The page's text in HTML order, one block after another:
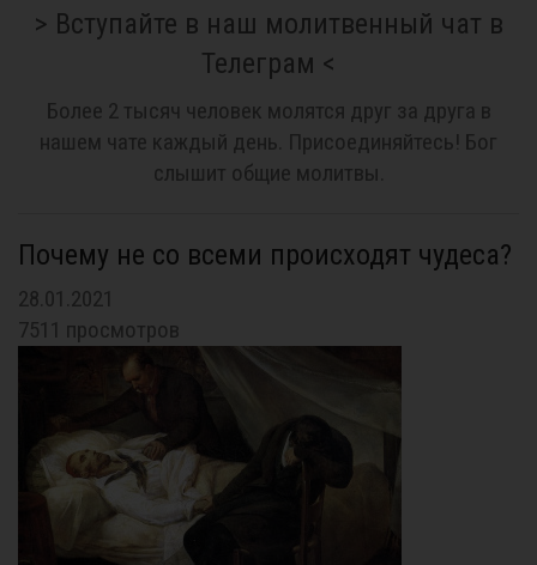
> Вступайте в наш молитвенный чат в
Телеграм <
Более 2 тысяч человек молятся друг за друга в
нашем чате каждый день. Присоединяйтесь! Бог
слышит общие молитвы.
Почему не со всеми происходят чудеса?
28.01.2021
7511 просмотров